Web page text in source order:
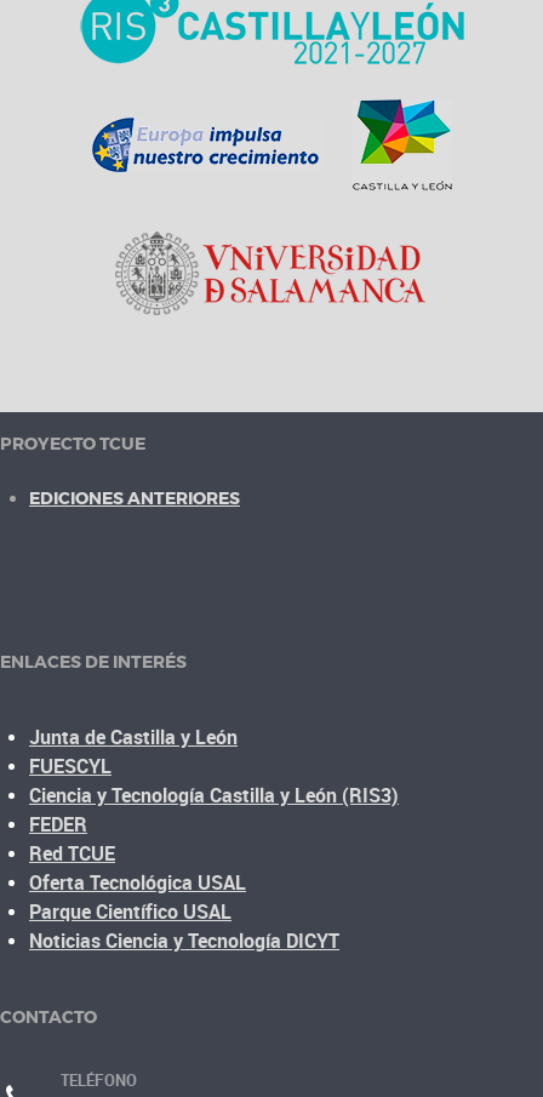
PROYECTO TCUE
EDICIONES ANTERIORES
ENLACES DE INTERÉS
Junta de Castilla y León
FUESCYL
Ciencia y Tecnología Castilla y León (RIS3)
FEDER
Red TCUE
Oferta Tecnológica USAL
Parque Científico USAL
Noticias Ciencia y Tecnología DICYT
CONTACTO
TELÉFONO